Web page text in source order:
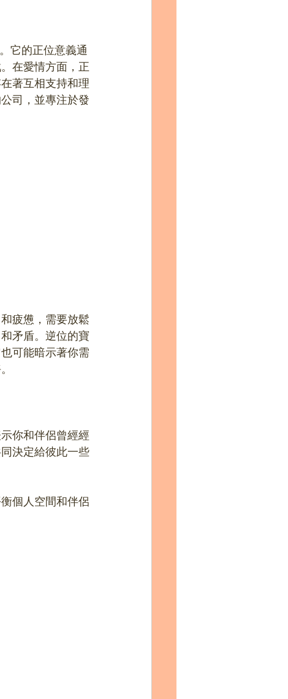
它的正位意義通
在愛情方面，正
著互相支持和理
司，並專注於發
疲憊，需要放鬆
矛盾。逆位的寶
可能暗示著你需
你和伴侶曾經經
決定給彼此一些
個人空間和伴侶